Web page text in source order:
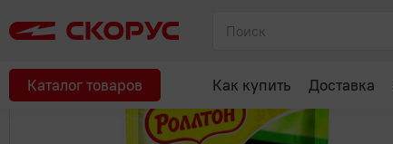
Каталог товаров Как купить Доставка
Главная Макароны, крупы, мука, сахар
Рекомендуем